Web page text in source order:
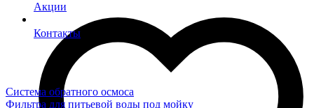
Акции
Контакты
Система обратного осмоса
Фильтра для питьевой воды под мойку